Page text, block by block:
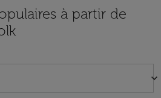
à partir de
keyboard_arrow_down